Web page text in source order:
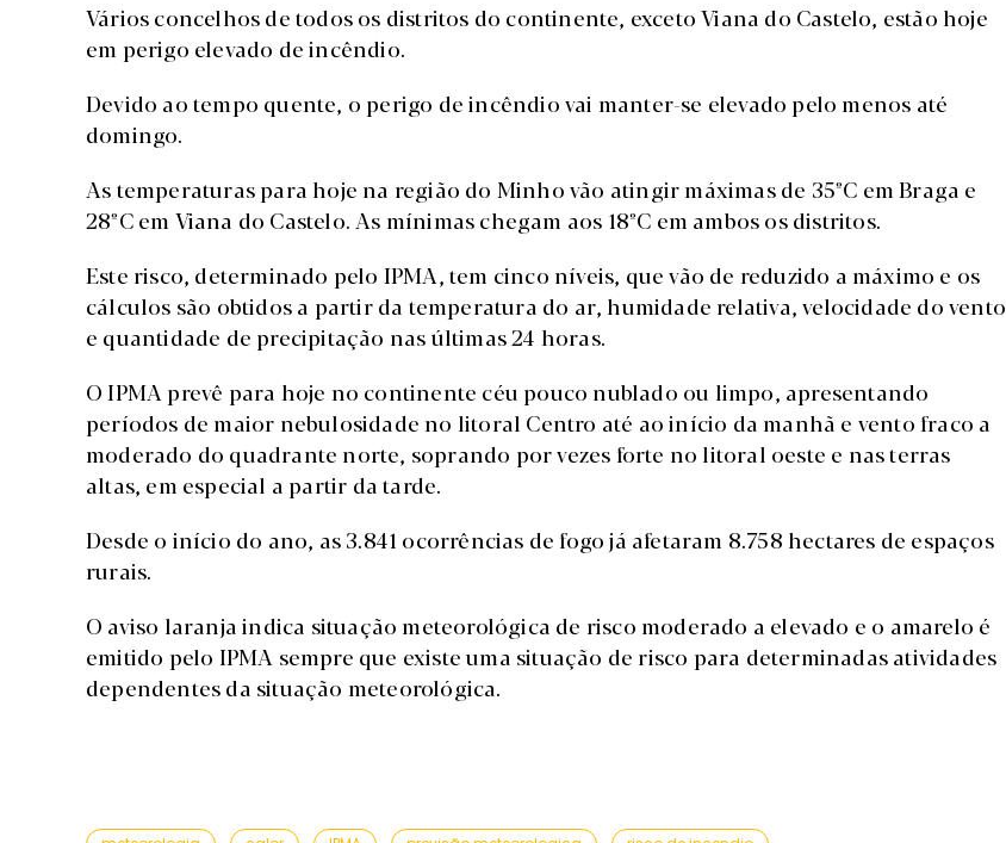
Vários concelhos de todos os distritos do continente, exceto Viana do Castelo, estão hoje
em perigo elevado de incêndio.
Devido ao tempo quente, o perigo de incêndio vai manter-se elevado pelo menos até
domingo.
As temperaturas para hoje na região do Minho vão atingir máximas de 35ºC em Braga e
28ºC em Viana do Castelo. As mínimas chegam aos 18ºC em ambos os distritos.
Este risco, determinado pelo IPMA, tem cinco níveis, que vão de reduzido a máximo e os
cálculos são obtidos a partir da temperatura do ar, humidade relativa, velocidade do vento
e quantidade de precipitação nas últimas 24 horas.
O IPMA prevê para hoje no continente céu pouco nublado ou limpo, apresentando
períodos de maior nebulosidade no litoral Centro até ao início da manhã e vento fraco a
moderado do quadrante norte, soprando por vezes forte no litoral oeste e nas terras
altas, em especial a partir da tarde.
Desde o início do ano, as 3.841 ocorrências de fogo já afetaram 8.758 hectares de espaços
rurais.
O aviso laranja indica situação meteorológica de risco moderado a elevado e o amarelo é
emitido pelo IPMA sempre que existe uma situação de risco para determinadas atividades
dependentes da situação meteorológica.